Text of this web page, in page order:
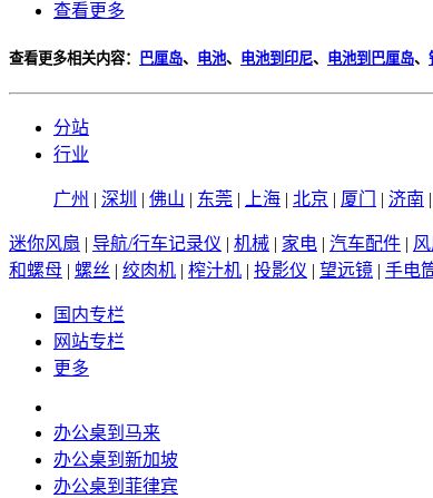
查看更多
查看更多相关内容： 巴厘岛、 电池、 电池到印尼、 电池到巴厘岛、
分站
行业
广州 | 深圳 | 佛山 | 东莞 | 上海 | 北京 | 厦门 | 济南 |
迷你风扇 | 导航/行车记录仪 | 机械 | 家电 | 汽车配件 |
和螺母 | 螺丝 | 绞肉机 | 榨汁机 | 投影仪 | 望远镜 | 手电
国内专栏
网站专栏
更多
办公桌到马来
办公桌到新加坡
办公桌到菲律宾